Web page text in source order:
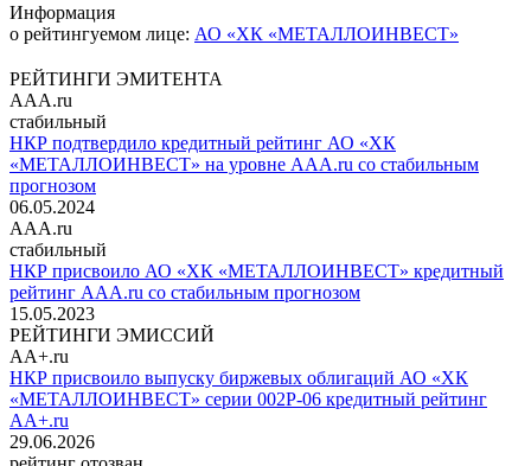
Информация
о рейтингуемом лице: АО «ХК «МЕТАЛЛОИНВЕСТ»
РЕЙТИНГИ ЭМИТЕНТА
AAA.ru
стабильный
НКР подтвердило кредитный рейтинг АО «ХК
«МЕТАЛЛОИНВЕСТ» на уровне AAA.ru со стабильным
прогнозом
06.05.2024
AAA.ru
стабильный
НКР присвоило АО «ХК «МЕТАЛЛОИНВЕСТ» кредитный
рейтинг AAA.ru со стабильным прогнозом
15.05.2023
РЕЙТИНГИ ЭМИССИЙ
AA+.ru
НКР присвоило выпуску биржевых облигаций АО «ХК
«МЕТАЛЛОИНВЕСТ» серии 002Р-06 кредитный рейтинг
AA+.ru
29.06.2026